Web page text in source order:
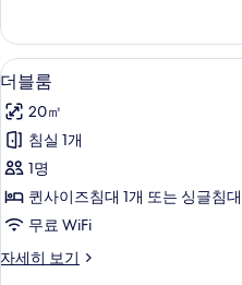
보
기
전
망
자
세
히
보
기
더
블
룸
사
진
모
보
7
더블룸
20㎡
침실 1개
1명
퀸사이즈침대 1개 또는 싱글침
무료 WiFi
자세히 보기
더